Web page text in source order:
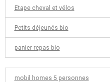
Etape cheval et vélos
Petits déjeunés bio
panier repas bio
mobil homes 5 personnes